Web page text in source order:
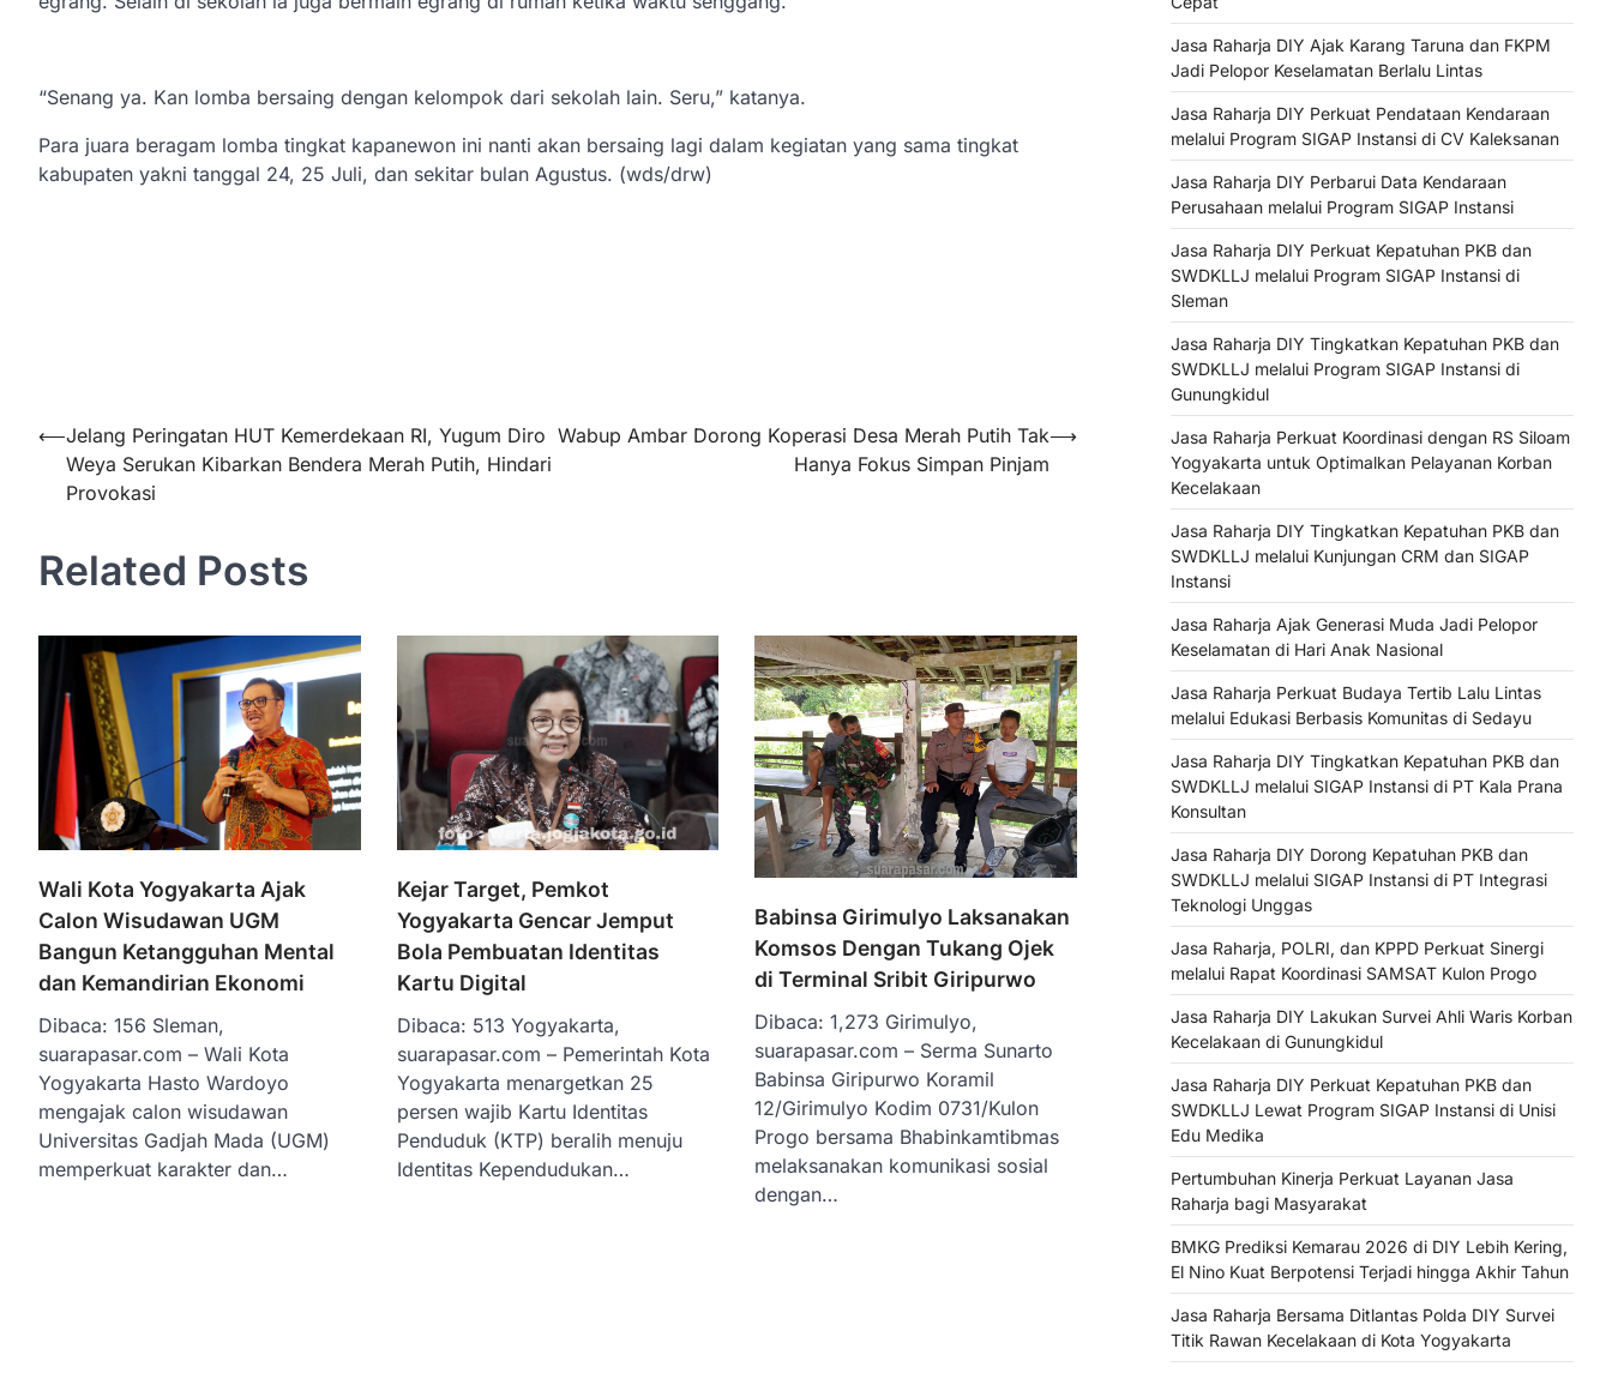
“Senang ya. Kan lomba bersaing dengan kelompok dari sekolah lain. Seru,” katanya.
Para juara beragam lomba tingkat kapanewon ini nanti akan bersaing lagi dalam kegiatan yang sama tingkat
kabupaten yakni tanggal 24, 25 Juli, dan sekitar bulan Agustus. (wds/drw)
Navigasi
pos
⟵Jelang Peringatan HUT Kemerdekaan RI, Yugum Diro
Weya Serukan Kibarkan Bendera Merah Putih, Hindari
Provokasi
Wabup Ambar Dorong Koperasi Desa Merah Putih Tak
Hanya Fokus Simpan Pinjam
⟶
Related Posts
Wali Kota Yogyakarta Ajak
Calon Wisudawan UGM
Bangun Ketangguhan Mental
dan Kemandirian Ekonomi
Dibaca: 156 Sleman,
suarapasar.com – Wali Kota
Yogyakarta Hasto Wardoyo
mengajak calon wisudawan
Universitas Gadjah Mada (UGM)
memperkuat karakter dan…
Kejar Target, Pemkot
Yogyakarta Gencar Jemput
Bola Pembuatan Identitas
Kartu Digital
Dibaca: 513 Yogyakarta,
suarapasar.com – Pemerintah Kota
Yogyakarta menargetkan 25
persen wajib Kartu Identitas
Penduduk (KTP) beralih menuju
Identitas Kependudukan…
Babinsa Girimulyo Laksanakan
Komsos Dengan Tukang Ojek
di Terminal Sribit Giripurwo
Dibaca: 1,273 Girimulyo,
suarapasar.com – Serma Sunarto
Babinsa Giripurwo Koramil
12/Girimulyo Kodim 0731/Kulon
Progo bersama Bhabinkamtibmas
melaksanakan komunikasi sosial
dengan…
Jasa Raharja DIY Ajak Karang Taruna dan FKPM
Jadi Pelopor Keselamatan Berlalu Lintas
Jasa Raharja DIY Perkuat Pendataan Kendaraan
melalui Program SIGAP Instansi di CV Kaleksanan
Jasa Raharja DIY Perbarui Data Kendaraan
Perusahaan melalui Program SIGAP Instansi
Jasa Raharja DIY Perkuat Kepatuhan PKB dan
SWDKLLJ melalui Program SIGAP Instansi di
Sleman
Jasa Raharja DIY Tingkatkan Kepatuhan PKB dan
SWDKLLJ melalui Program SIGAP Instansi di
Gunungkidul
Jasa Raharja Perkuat Koordinasi dengan RS Siloam
Yogyakarta untuk Optimalkan Pelayanan Korban
Kecelakaan
Jasa Raharja DIY Tingkatkan Kepatuhan PKB dan
SWDKLLJ melalui Kunjungan CRM dan SIGAP
Instansi
Jasa Raharja Ajak Generasi Muda Jadi Pelopor
Keselamatan di Hari Anak Nasional
Jasa Raharja Perkuat Budaya Tertib Lalu Lintas
melalui Edukasi Berbasis Komunitas di Sedayu
Jasa Raharja DIY Tingkatkan Kepatuhan PKB dan
SWDKLLJ melalui SIGAP Instansi di PT Kala Prana
Konsultan
Jasa Raharja DIY Dorong Kepatuhan PKB dan
SWDKLLJ melalui SIGAP Instansi di PT Integrasi
Teknologi Unggas
Jasa Raharja, POLRI, dan KPPD Perkuat Sinergi
melalui Rapat Koordinasi SAMSAT Kulon Progo
Jasa Raharja DIY Lakukan Survei Ahli Waris Korban
Kecelakaan di Gunungkidul
Jasa Raharja DIY Perkuat Kepatuhan PKB dan
SWDKLLJ Lewat Program SIGAP Instansi di Unisi
Edu Medika
Pertumbuhan Kinerja Perkuat Layanan Jasa
Raharja bagi Masyarakat
BMKG Prediksi Kemarau 2026 di DIY Lebih Kering,
El Nino Kuat Berpotensi Terjadi hingga Akhir Tahun
Jasa Raharja Bersama Ditlantas Polda DIY Survei
Titik Rawan Kecelakaan di Kota Yogyakarta